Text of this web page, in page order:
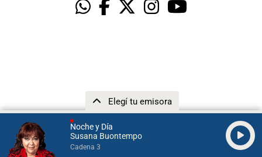
Noche y Día
Susana Buontempo
Cadena 3
Elegí tu emisora